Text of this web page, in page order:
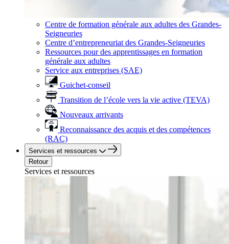
Centre de formation générale aux adultes des Grandes-
Seigneuries
Centre d’entrepreneuriat des Grandes-Seigneuries
Ressources pour des apprentissages en formation
générale aux adultes
Service aux entreprises (SAE)
Guichet-conseil
Transition de l’école vers la vie active (TEVA)
Nouveaux arrivants
Reconnaissance des acquis et des compétences
(RAC)
Services et ressources
Retour
Services et ressources